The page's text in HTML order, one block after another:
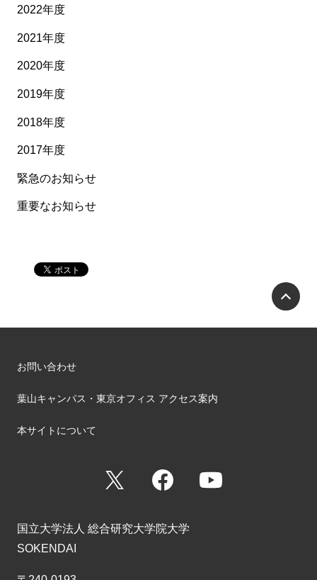
2022年度
2021年度
2020年度
2019年度
2018年度
2017年度
緊急のお知らせ
重要なお知らせ
お問い合わせ
葉山キャンパス・東京オフィス アクセス案内
本サイトについて
Facebook
国立大学法人 総合研究大学院大学
SOKENDAI